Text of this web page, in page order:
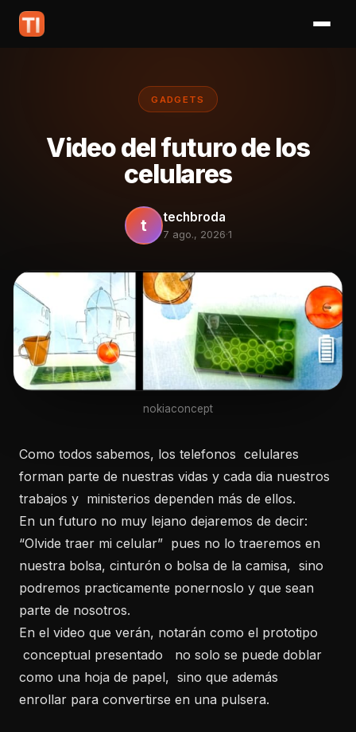
GADGETS
Video del futuro de los
celulares
t techbroda
7 ago., 2026·1
nokiaconcept
Como todos sabemos, los telefonos celulares
forman parte de nuestras vidas y cada dia nuestros
trabajos y ministerios dependen más de ellos.
En un futuro no muy lejano dejaremos de decir:
“Olvide traer mi celular” pues no lo traeremos en
nuestra bolsa, cinturón o bolsa de la camisa, sino
podremos practicamente ponernoslo y que sean
parte de nosotros.
En el video que verán, notarán como el prototipo
conceptual presentado no solo se puede doblar
como una hoja de papel, sino que además
enrollar para convertirse en una pulsera.